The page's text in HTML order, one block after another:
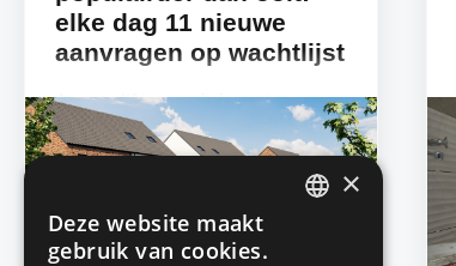
elke dag 11 nieuwe
aanvragen op wachtlijst
Amper vijf jaar na de lancering zit
Hamsterhuren® stevig in de lift in ons
land. Al 300 Belgische gezinnen huren
toekomstige...
HUREN EN VERHUREN
×
Deze website maakt
gebruik van cookies.